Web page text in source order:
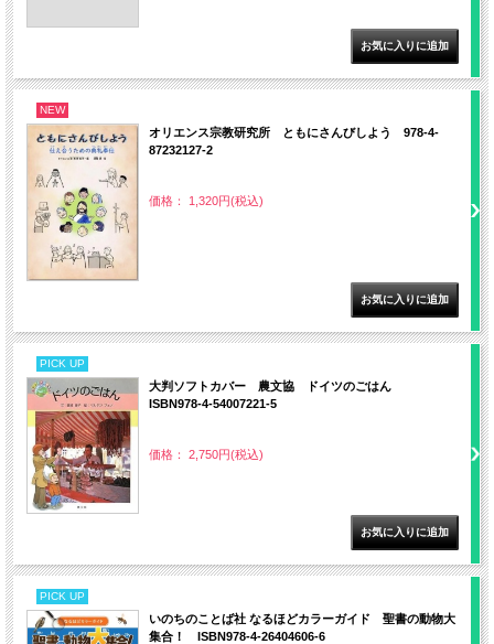
NEW
オリエンス宗教研究所 ともにさんびしよう 978-4-
87232127-2
価格： 1,320円(税込)
PICK UP
大判ソフトカバー 農文協 ドイツのごはん
ISBN978-4-54007221-5
価格： 2,750円(税込)
PICK UP
いのちのことば社 なるほどカラーガイド 聖書の動物大
集合！ ISBN978-4-26404606-6